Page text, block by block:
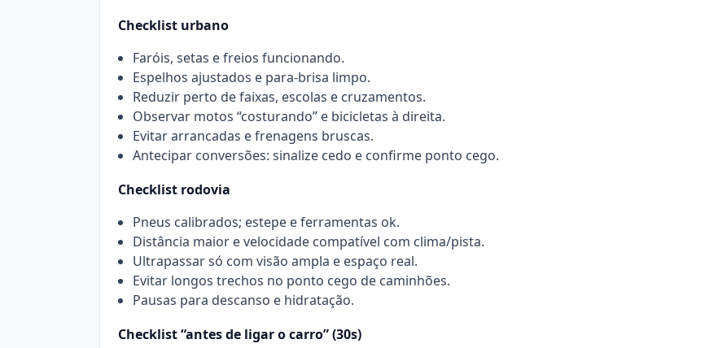
Checklist urbano
Faróis, setas e freios funcionando.
Espelhos ajustados e para-brisa limpo.
Reduzir perto de faixas, escolas e cruzamentos.
Observar motos “costurando” e bicicletas à direita.
Evitar arrancadas e frenagens bruscas.
Antecipar conversões: sinalize cedo e confirme ponto cego.
Checklist rodovia
Pneus calibrados; estepe e ferramentas ok.
Distância maior e velocidade compatível com clima/pista.
Ultrapassar só com visão ampla e espaço real.
Evitar longos trechos no ponto cego de caminhões.
Pausas para descanso e hidratação.
Checklist “antes de ligar o carro” (30s)